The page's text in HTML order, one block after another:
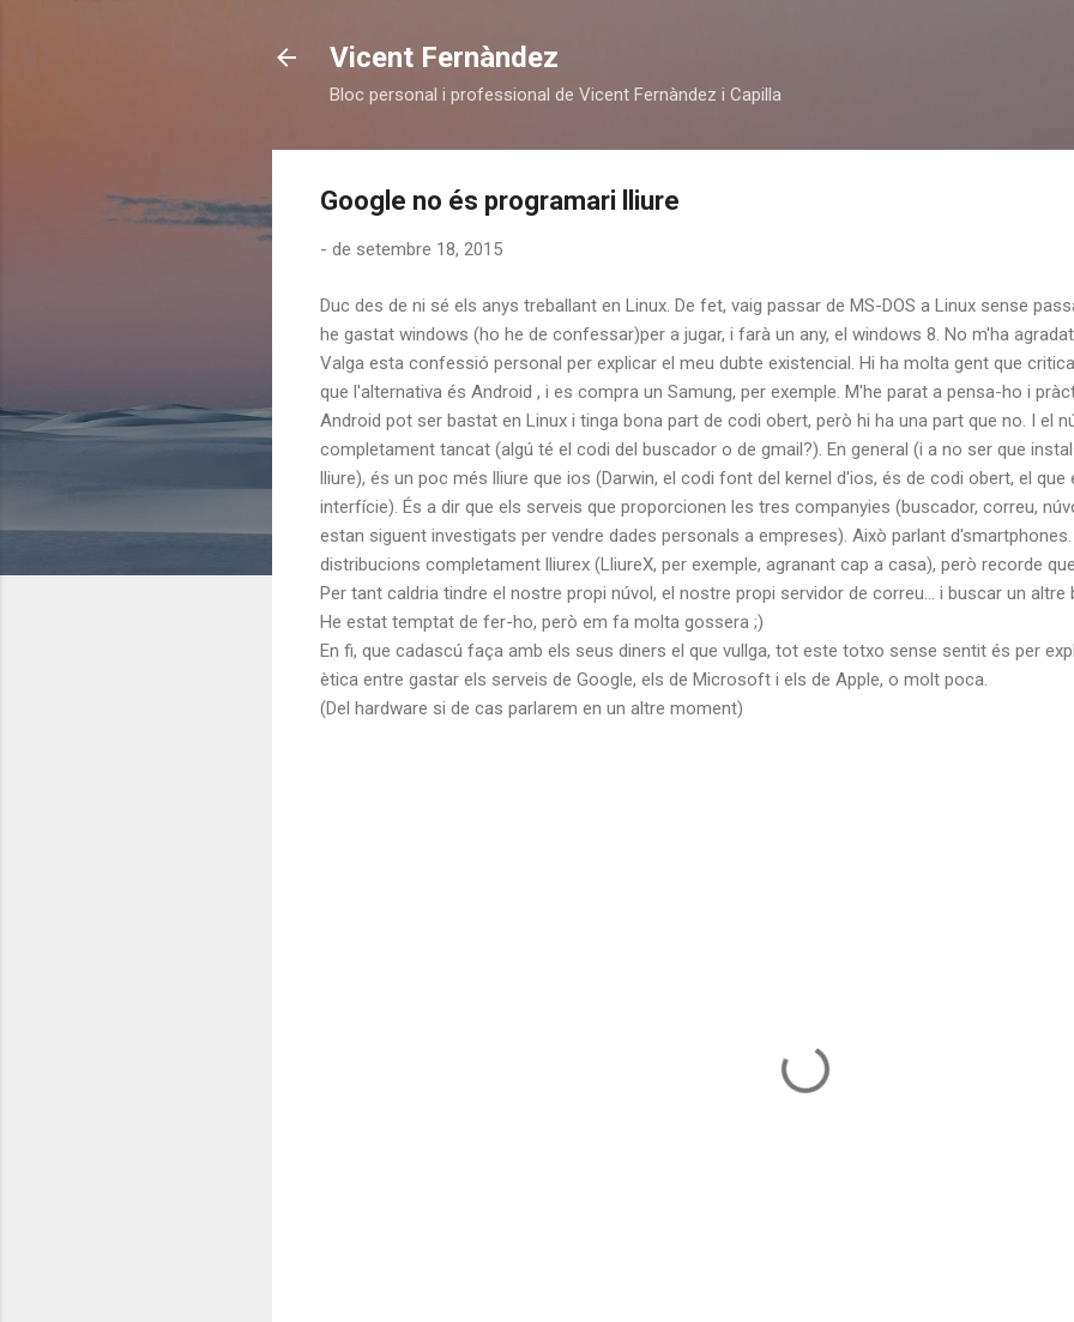
Vicent Fernàndez
Bloc personal i professional de Vicent Fernàndez i Capilla
Google no és programari lliure
- de setembre 18, 2015
Duc des de ni sé els anys treballant en Linux. De fet, vaig passar de MS-DOS a Linux sense
he gastat windows (ho he de confessar)per a jugar, i farà un any, el windows 8. No m'ha
Valga esta confessió personal per explicar el meu dubte existencial. Hi ha molta gent que
que l'alternativa és Android , i es compra un Samung, per exemple. M'he parat a pensa-ho i
Android pot ser bastat en Linux i tinga bona part de codi obert, però hi ha una part que no. I el
completament tancat (algú té el codi del buscador o de gmail?). En general (i a no ser que
lliure), és un poc més lliure que ios (Darwin, el codi font del kernel d'ios, és de codi obert, el
interfície). És a dir que els serveis que proporcionen les tres companyies (buscador, correu,
estan siguent investigats per vendre dades personals a empreses). Això parlant
distribucions completament lliurex (LliureX, per exemple, agranant cap a casa), però recorde
Per tant caldria tindre el nostre propi núvol, el nostre propi servidor de correu... i buscar un altre
He estat temptat de fer-ho, però em fa molta gossera ;)
En fi, que cadascú faça amb els seus diners el que vullga, tot este totxo sense sentit és per
ètica entre gastar els serveis de Google, els de Microsoft i els de Apple, o molt poca.
(Del hardware si de cas parlarem en un altre moment)